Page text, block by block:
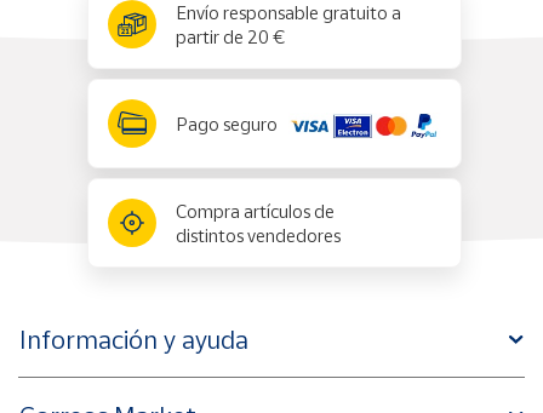
Envío responsable gratuito a
partir de 20 €
Pago seguro
Compra artículos de
distintos vendedores
Información y ayuda